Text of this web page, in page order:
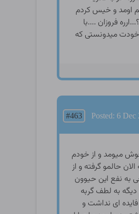
#463 Posted: 6 Dec
میومد و از خودم
حالمو گرفته و از
به نفع این حیوون
به لطف گربه
ای نداشت و